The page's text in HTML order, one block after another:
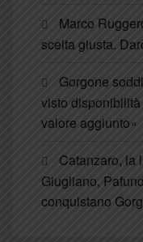
Marco
scelta giusta.
Gorgone
visto
valore aggiunto»
Catanzaro, la
Giugliano,
conquistano